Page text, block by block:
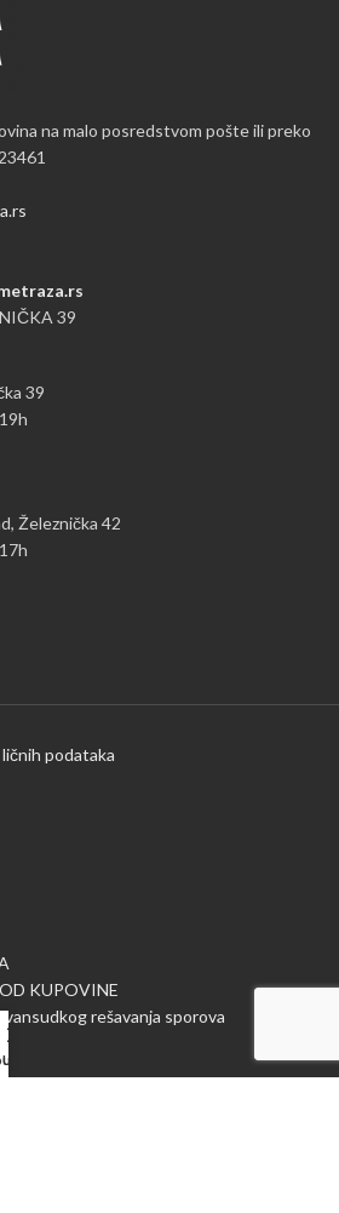
na malo posredstvom pošte ili preko
39
39
Železnička 42
podataka
KUPOVINE
rešavanja sporova
Uporedi